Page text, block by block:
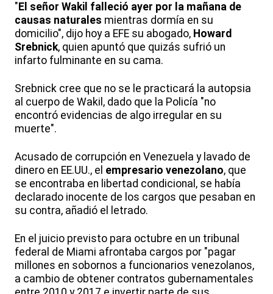
" El señor Wakil falleció ayer por la mañana de
causas naturales mientras dormía en su
domicilio", dijo hoy a EFE su abogado, Howard
Srebnick, quien apuntó que quizás sufrió un
infarto fulminante en su cama.
Srebnick cree que no se le practicará la autopsia
al cuerpo de Wakil, dado que la Policía "no
encontró evidencias de algo irregular en su
muerte".
Acusado de corrupción en Venezuela y lavado de
dinero en EE.UU., el empresario venezolano, que
se encontraba en libertad condicional, se había
declarado inocente de los cargos que pesaban en
su contra, añadió el letrado.
En el juicio previsto para octubre en un tribunal
federal de Miami afrontaba cargos por "pagar
millones en sobornos a funcionarios venezolanos,
a cambio de obtener contratos gubernamentales